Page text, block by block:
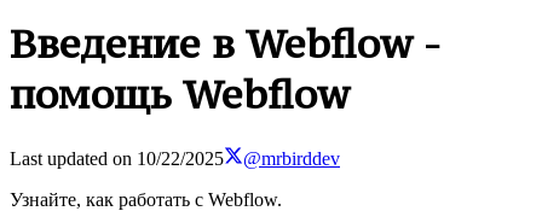
Введение в Webflow -
помощь Webflow
Last updated on 10/22/2025
@mrbirddev
Узнайте, как работать с Webflow.